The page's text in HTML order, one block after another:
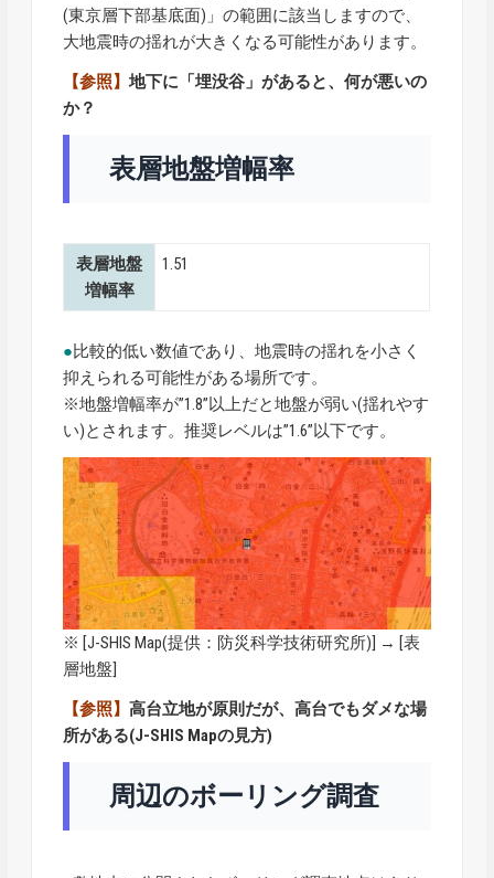
(東京層下部基底面)」の範囲に該当しますので、
大地震時の揺れが大きくなる可能性があります。
【参照】地下に「埋没谷」があると、何が悪いの
か？
表層地盤増幅率
表層地盤
増幅率
1.51
●比較的低い数値であり、地震時の揺れを小さく
抑えられる可能性がある場所です。
※地盤増幅率が”1.8”以上だと地盤が弱い(揺れやす
い)とされます。推奨レベルは”1.6”以下です。
※ [J-SHIS Map(提供：防災科学技術研究所)] → [表
層地盤]
【参照】高台立地が原則だが、高台でもダメな場
所がある(J-SHIS Mapの見方)
周辺のボーリング調査